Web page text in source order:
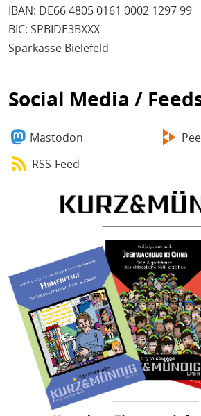
IBAN: DE66 4805 0161 0002 1297 99
BIC: SPBIDE3BXXX
Sparkasse Bielefeld
Social Media /
Mastodon
RSS-Feed